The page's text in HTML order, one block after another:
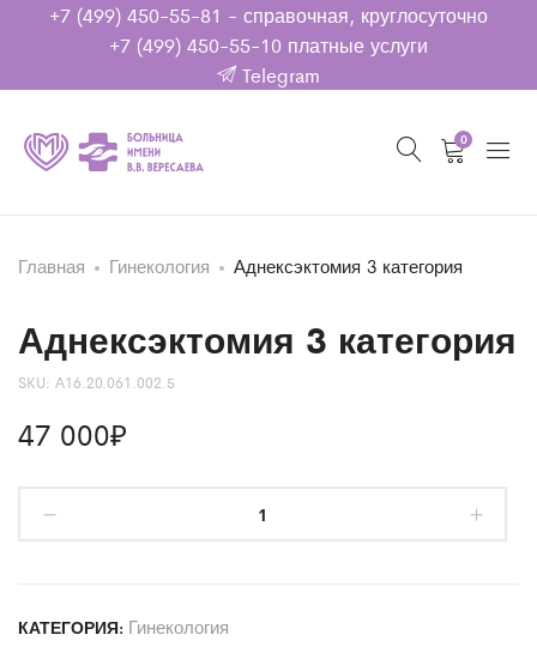
+7 (499) 450-55-81 - справочная, круглосуточно
+7 (499) 450-55-10 платные услуги
Telegram
0
Главная Гинекология Аднексэктомия 3 категория
Аднексэктомия 3 категория
SKU: А16.20.061.002.5
47 000₽
КАТЕГОРИЯ: Гинекология